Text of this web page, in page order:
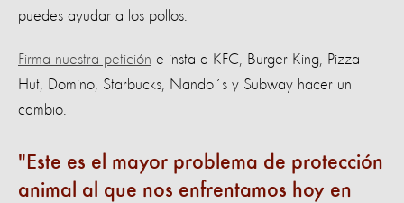
puedes ayudar a los pollos.
Firma nuestra petición e insta a KFC, Burger King, Pizza
Hut, Domino, Starbucks, Nando´s y Subway hacer un
cambio.
Este es el mayor problema de protección
animal al que nos enfrentamos hoy en